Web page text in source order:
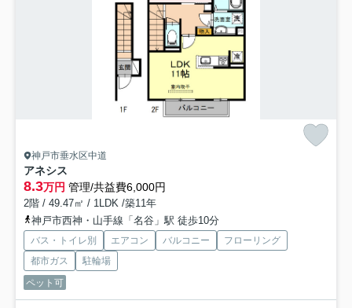
神戸市垂水区中道
アネシス
8.3万円 管理/共益費6,000円
2階 / 49.47㎡ / 1LDK /築11年
神戸市西神・山手線「名谷」駅 徒歩10分
バス・トイレ別 エアコン バルコニー
フローリング
都市ガス
駐輪場
ペット可